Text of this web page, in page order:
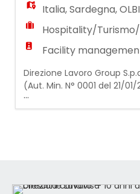
Italia,Sardegna,
Hospitality/
Facility
Direzione Lavoro Group
(Aut. Min. N° 0001 del 21/
importante struttura
CAMERIERE/ CAMERIERA
manutenzione delle
...